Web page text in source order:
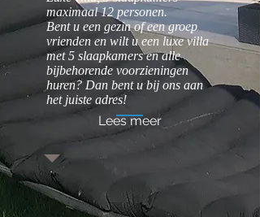
Luxe bed & breakfast met wellnessruimte!
Geopend sinds juni 2021.
maximaal 12 personen.
Bent u een gezin of een groep
vrienden en wilt u een luxe villa
met 5 slaapkamers en alle
bijbehorende voorzieningen
huren? Dan bent u bij ons aan
het juiste adres!
Lees meer